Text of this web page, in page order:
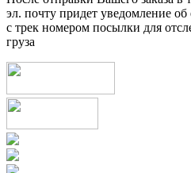
эл. почту придет уведомление об
с трек номером посылки для
груза